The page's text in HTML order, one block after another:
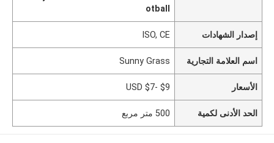
otball
إصدار الشهادات ISO, CE
اسم العلامة التجارية Sunny Grass
الأسعار USD $7- $9
الحد الأدنى لكمية 500 متر مربع